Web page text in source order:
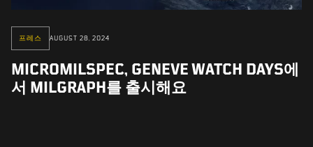
프레스 AUGUST 28, 2024
MICROMILSPEC, GENEVE WATCH DAYS에
서 MILGRAPH를 출시해요